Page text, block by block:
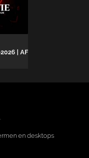
| AFTERMOVIE
en desktops